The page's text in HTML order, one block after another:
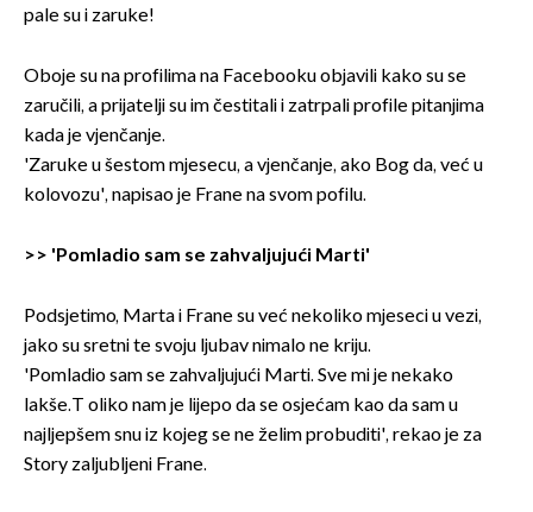
pale su i zaruke!
Oboje su na profilima na Facebooku objavili kako su se
zaručili, a prijatelji su im čestitali i zatrpali profile pitanjima
kada je vjenčanje.
'Zaruke u šestom mjesecu, a vjenčanje, ako Bog da, već u
kolovozu', napisao je Frane na svom pofilu.
>> 'Pomladio sam se zahvaljujući Marti'
Podsjetimo, Marta i Frane su već nekoliko mjeseci u vezi,
jako su sretni te svoju ljubav nimalo ne kriju.
'Pomladio sam se zahvaljujući Marti. Sve mi je nekako
lakše.T oliko nam je lijepo da se osjećam kao da sam u
najljepšem snu iz kojeg se ne želim probuditi', rekao je za
Story zaljubljeni Frane.